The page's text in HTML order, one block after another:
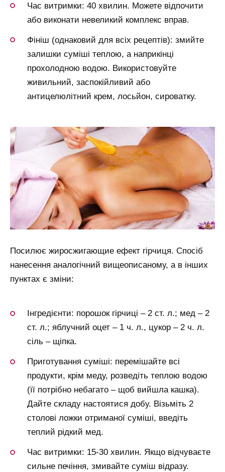
Час витримки: 40 хвилин. Можете відпочити
або виконати невеликий комплекс вправ.
Фініш (однаковий для всіх рецептів): змийте
залишки суміші теплою, а наприкінці
прохолодною водою. Використовуйте
живильний, заспокійливий або
антицелюлітний крем, лосьйон, сироватку.
Посилює жиросжигающие ефект гірчиця. Спосіб
нанесення аналогічний вищеописаному, а в інших
пунктах є зміни:
Інгредієнти: порошок гірчиці – 2 ст. л.; мед – 2
ст. л.; яблучний оцет – 1 ч. л., цукор – 2 ч. л.
сіль – щіпка.
Приготування суміші: перемішайте всі
продукти, крім меду, розведіть теплою водою
(її потрібно небагато – щоб вийшла кашка).
Дайте складу настоятися добу. Візьміть 2
столові ложки отриманої суміші, введіть
теплий рідкий мед.
Час витримки: 15-30 хвилин. Якщо відчуваєте
сильне печіння, змивайте суміш відразу.